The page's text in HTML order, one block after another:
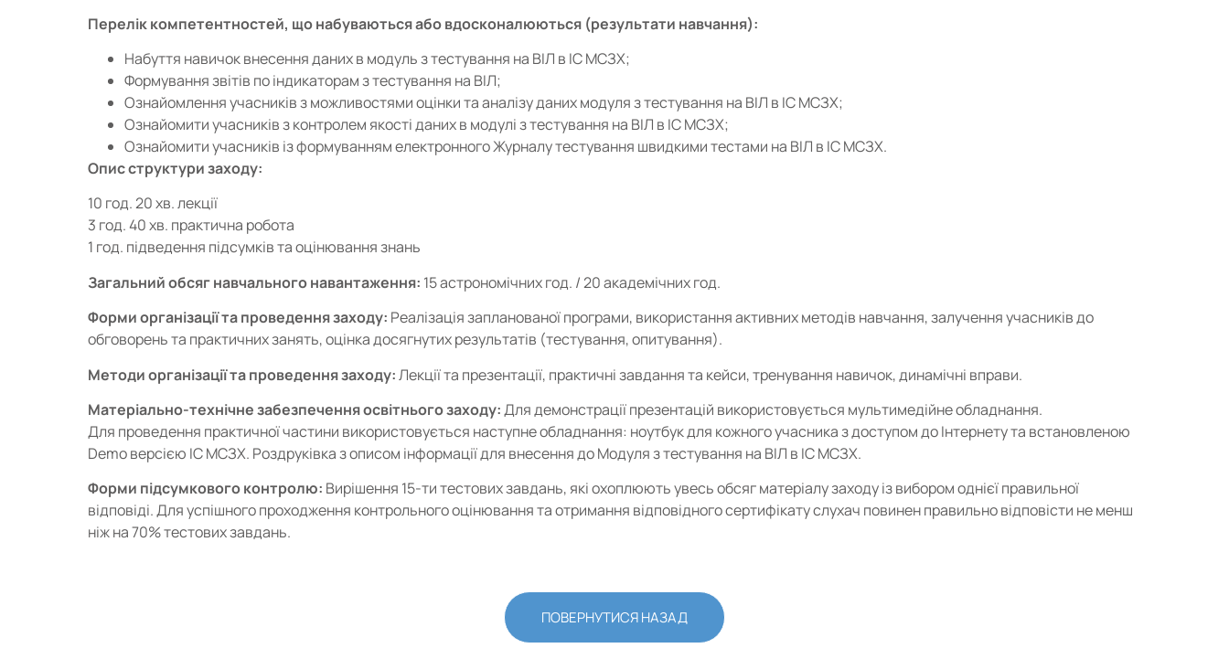
Перелік компетентностей, що набуваються або вдосконалюються (результати навчання):
Набуття навичок внесення даних в модуль з тестування на ВІЛ в ІС МСЗХ;
Формування звітів по індикаторам з тестування на ВІЛ;
Ознайомлення учасників з можливостями оцінки та аналізу даних модуля з тестування на ВІЛ в ІС МСЗХ;
Ознайомити учасників з контролем якості даних в модулі з тестування на ВІЛ в ІС МСЗХ;
Ознайомити учасників із формуванням електронного Журналу тестування швидкими тестами на ВІЛ в ІС МСЗХ.
Опис структури заходу:
10 год. 20 хв. лекції
3 год. 40 хв. практична робота
1 год. підведення підсумків та оцінювання знань
Загальний обсяг навчального навантаження: 15 астрономічних год. / 20 академічних год.
Форми організації та проведення заходу: Реалізація запланованої програми, використання активних методів навчання, залучення учасників до
обговорень та практичних занять, оцінка досягнутих результатів (тестування, опитування).
Методи організації та проведення заходу:Лекції та презентації, практичні завдання та кейси, тренування навичок, динамічні вправи.
Матеріально-технічне забезпечення освітнього заходу:Для демонстрації презентацій використовується мультимедійне обладнання.
Для проведення практичної частини використовується наступне обладнання: ноутбук для кожного учасника з доступом до Інтернету та встановленою
Demo версією ІС МСЗХ. Роздруківка з описом інформації для внесення до Модуля з тестування на ВІЛ в ІС МСЗХ.
Форми підсумкового контролю: Вирішення 15-ти тестових завдань, які охоплюють увесь обсяг матеріалу заходу із вибором однієї правильної
відповіді. Для успішного проходження контрольного оцінювання та отримання відповідного сертифікату слухач повинен правильно відповісти не менш
ніж на 70% тестових завдань.
ПОВЕРНУТИСЯ НАЗАД